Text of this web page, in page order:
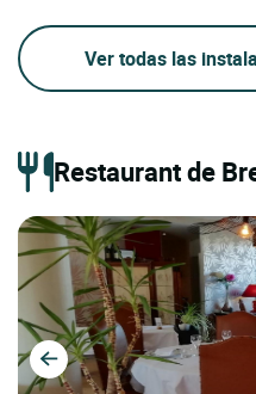
Ver todas las
Restaurant de